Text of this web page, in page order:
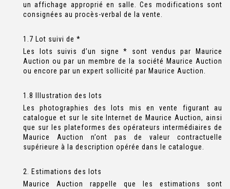
un affichage approprié en salle. Ces modifications sont
consignées au procès-verbal de la vente.
1.7 Lot suivi de *
Les lots suivis d’un signe * sont vendus par Maurice
Auction ou par un membre de la société Maurice Auction
ou encore par un expert sollicité par Maurice Auction.
1.8 Illustration des lots
Les photographies des lots mis en vente figurant au
catalogue et sur le site Internet de Maurice Auction, ainsi
que sur les plateformes des opérateurs intermédiaires de
Maurice Auction n’ont pas de valeur contractuelle
supérieure à la description opérée dans le catalogue.
2. Estimations des lots
Maurice Auction rappelle que les estimations sont